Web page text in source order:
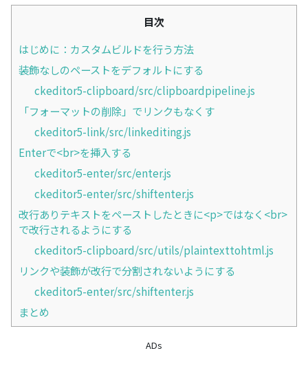
目次
はじめに：カスタムビルドを行う方法
装飾なしのペーストをデフォルトにする
ckeditor5-clipboard/src/clipboardpipeline.js
「フォーマットの削除」でリンクもなくす
ckeditor5-link/src/linkediting.js
Enterで<br>を挿入する
ckeditor5-enter/src/enter.js
ckeditor5-enter/src/shiftenter.js
改行ありテキストをペーストしたときに<p>ではなく<br>
で改行されるようにする
ckeditor5-clipboard/src/utils/plaintexttohtml.js
リンクや装飾が改行で分割されないようにする
ckeditor5-enter/src/shiftenter.js
まとめ
ADs